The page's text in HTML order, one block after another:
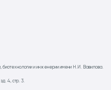
биотехнологии и инженерии имени Н.И. Вавилова.
4, стр. 3.